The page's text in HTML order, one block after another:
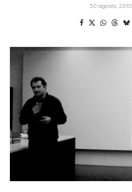
30 agosto, 2010